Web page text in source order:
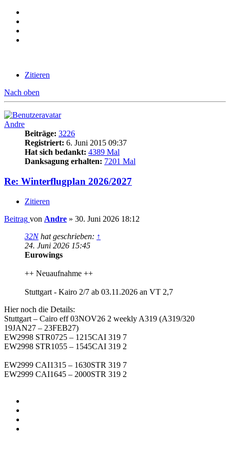
Zitieren
Nach oben
Andre
Beiträge: 3226
Registriert: 6. Juni 2015 09:37
Hat sich bedankt: 4389 Mal
Danksagung erhalten: 7201 Mal
Re: Winterflugplan 2026/2027
Zitieren
Beitrag von Andre » 30. Juni 2026 18:12
32Nhat geschrieben: ↑
24. Juni 2026 15:45
Eurowings
++ Neuaufnahme ++
Stuttgart - Kairo 2/7 ab 03.11.2026 an VT 2,7
Hier noch die Details:
Stuttgart – Cairo eff 03NOV26 2 weekly A319 (A319/320
19JAN27 – 23FEB27)
EW2998 STR0725 – 1215CAI 319 7
EW2998 STR1055 – 1545CAI 319 2
EW2999 CAI1315 – 1630STR 319 7
EW2999 CAI1645 – 2000STR 319 2